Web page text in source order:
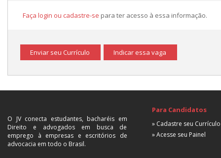
Faça login ou cadastre-se para ter acesso à essa informação.
Enviar seu Currículo Indicar essa vaga
O JV conecta estudantes, bacharéis em
Direito e advogados em busca de
emprego à empresas e escritórios de
advocacia em todo o Brasil.
Para Candidatos
» Cadastre seu Currículo
» Acesse seu Painel